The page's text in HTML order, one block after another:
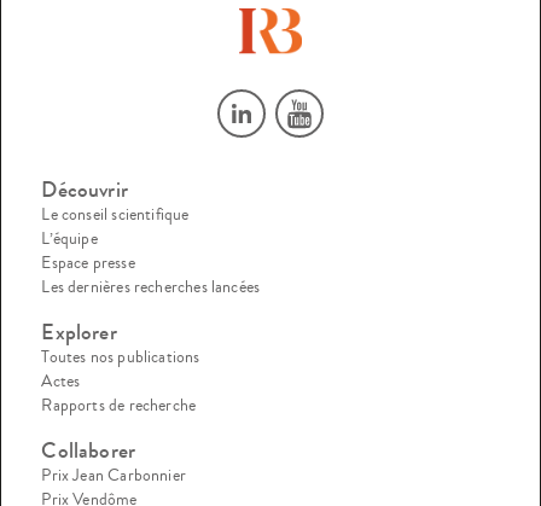
Découvrir
Le conseil scientifique
L’équipe
Espace presse
Les dernières recherches lancées
Explorer
Toutes nos publications
Actes
Rapports de recherche
Collaborer
Prix Jean Carbonnier
Prix Vendôme